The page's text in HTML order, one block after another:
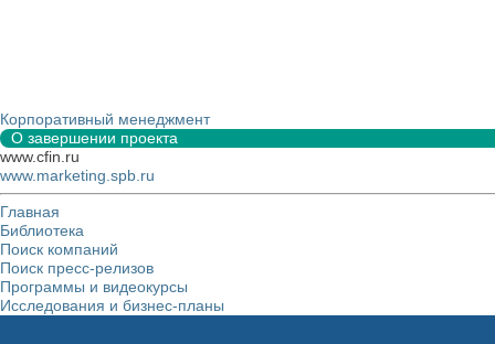
Корпоративный менеджмент
О завершении проекта
www.cfin.ru
www.marketing.spb.ru
Главная
Библиотека
Поиск компаний
Поиск пресс-релизов
Программы и видеокурсы
Исследования и бизнес-планы